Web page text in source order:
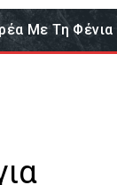
Με Τη Φένια